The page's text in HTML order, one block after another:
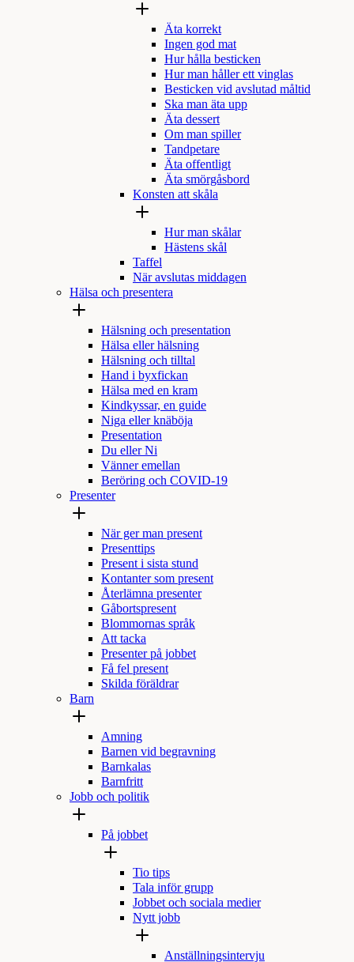
Äta korrekt
Ingen god mat
Hur hålla besticken
Hur man håller ett vinglas
Besticken vid avslutad måltid
Ska man äta upp
Äta dessert
Om man spiller
Tandpetare
Äta offentligt
Äta smörgåsbord
Konsten att skåla
Hur man skålar
Hästens skål
Taffel
När avslutas middagen
Hälsa och presentera
Hälsning och presentation
Hälsa eller hälsning
Hälsning och tilltal
Hand i byxfickan
Hälsa med en kram
Kindkyssar, en guide
Niga eller knäböja
Presentation
Du eller Ni
Vänner emellan
Beröring och COVID-19
Presenter
När ger man present
Presenttips
Present i sista stund
Kontanter som present
Återlämna presenter
Gåbortspresent
Blommornas språk
Att tacka
Presenter på jobbet
Få fel present
Skilda föräldrar
Barn
Amning
Barnen vid begravning
Barnkalas
Barnfritt
Jobb och politik
På jobbet
Tio tips
Tala inför grupp
Jobbet och sociala medier
Nytt jobb
Anställningsintervju